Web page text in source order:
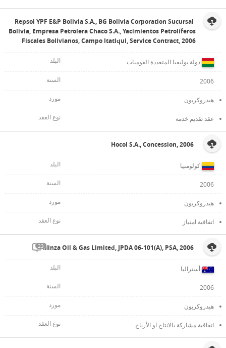
Repsol YPF E&P Bolivia S.A., BG Bolivia Corporation Sucursal
Bolivia, Empresa Petrolera Chaco S.A., Yacimientos Petrolíferos
Fiscales Bolivianos, Campo Itatiqui, Service Contract, 2006
دولة بوليفيا المتعددة القوميات
2006
هيدروكربون
عقد تقديم خدمة
Hocol S.A., Concession, 2006
كولومبيا
2006
هيدروكربون
اتفاقية امتياز
Minza Oil & Gas Limited, JPDA 06-101(A), PSA, 2006
23
أستراليا
2006
هيدروكربون
اتفاقية مشاركة بالانتاج او الأرباح